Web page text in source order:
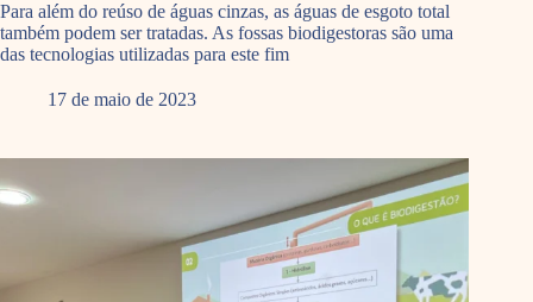
Para além do reúso de águas cinzas, as águas de esgoto total
também podem ser tratadas. As fossas biodigestoras são uma
das tecnologias utilizadas para este fim
17 de maio de 2023